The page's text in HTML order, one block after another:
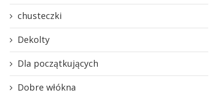
chusteczki
Dekolty
Dla początkujących
Dobre włókna